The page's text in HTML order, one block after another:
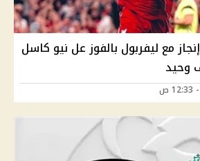
مع ليفربول بالفوز عل نيو كاسل
وحيد